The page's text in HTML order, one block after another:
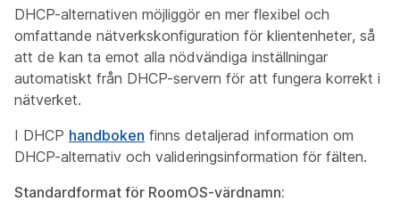
DHCP-alternativen möjliggör en mer flexibel och
omfattande nätverkskonfiguration för klientenheter, så
att de kan ta emot alla nödvändiga inställningar
automatiskt från DHCP-servern för att fungera korrekt i
nätverket.
I DHCP handboken finns detaljerad information om
DHCP-alternativ och valideringsinformation för fälten.
Standardformat för RoomOS-värdnamn: